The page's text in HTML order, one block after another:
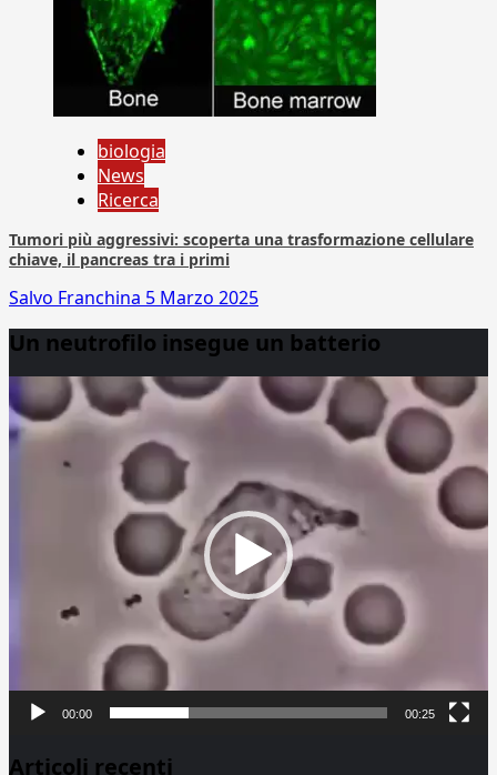
biologia
News
Ricerca
Tumori più aggressivi: scoperta una trasformazione cellulare
chiave, il pancreas tra i primi
Salvo Franchina 5 Marzo 2025
Un neutrofilo insegue un batterio
Player
00:00 00:25
Articoli recenti